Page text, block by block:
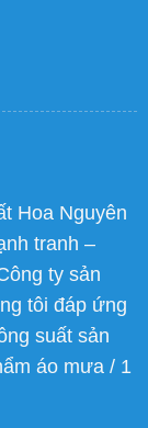
Hoa Nguyên
tranh –
ty sản
tôi đáp ứng
suất sản
áo mưa / 1